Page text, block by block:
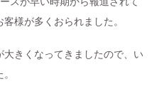
様が多くおられました。
きくなってきましたので、い